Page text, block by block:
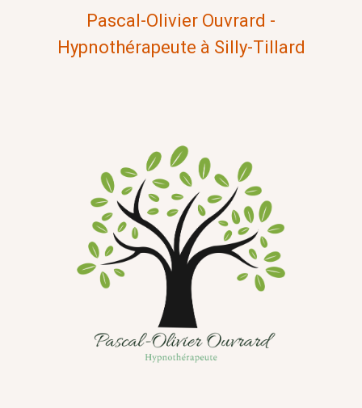
Pascal-Olivier Ouvrard -
Hypnothérapeute à Silly-Tillard